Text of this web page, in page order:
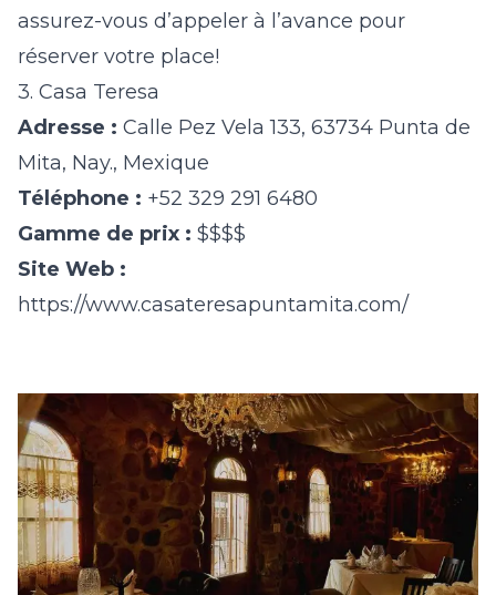
assurez-vous d’appeler à l’avance pour
réserver votre place!
3. Casa Teresa
Adresse : Calle Pez Vela 133, 63734 Punta de
Mita, Nay., Mexique
Téléphone : +52 329 291 6480
Gamme de prix : $$$$
Site Web :
https://www.casateresapuntamita.com/